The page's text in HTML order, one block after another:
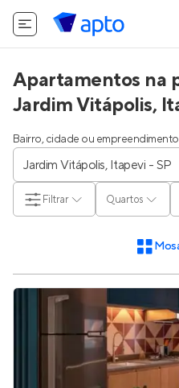
Apartamentos na
Jardim Vitápolis,
Bairro, cidade ou empreendimento
Quartos
Filtrar